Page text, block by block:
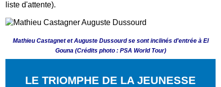
liste d'attente).
Mathieu Castagnet et Auguste Dussourd se sont inclinés d'entrée à El
Gouna (Crédits photo : PSA World Tour)
LE TRIOMPHE DE LA JEUNESSE